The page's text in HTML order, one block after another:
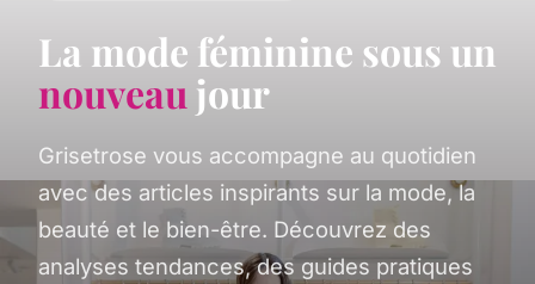
La mode féminine sous un
nouveau jour
Grisetrose vous accompagne au quotidien
avec des articles inspirants sur la mode, la
beauté et le bien-être. Découvrez des
analyses tendances, des guides pratiques